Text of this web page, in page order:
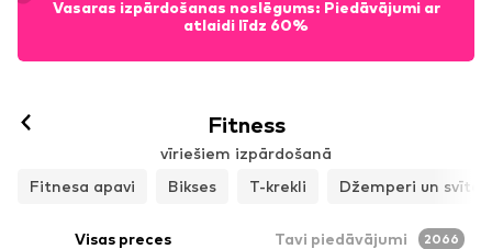
Vasaras izpārdošanas noslēgums: Piedāvājumi ar
atlaidi līdz 60%
Fitness
vīriešiem izpārdošanā
Fitnesa apavi
Bikses T-krekli Džemperi un svīteri
Visas preces Tavi piedāvājumi 2066